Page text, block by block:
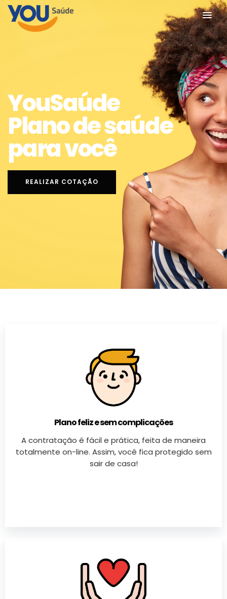
YouSaúde
Plano de saúde
para você
REALIZAR COTAÇÃO
Plano feliz e sem complicações
A contratação é fácil e prática, feita de maneira
totalmente on-line. Assim, você fica protegido sem
sair de casa!